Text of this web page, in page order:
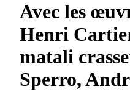
Avec les
Henri
matali
Sperro,